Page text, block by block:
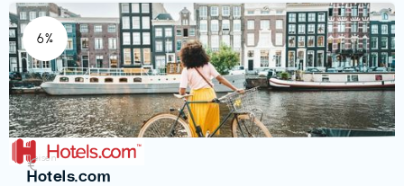
6%
Reisen
Hotels.com
€‎